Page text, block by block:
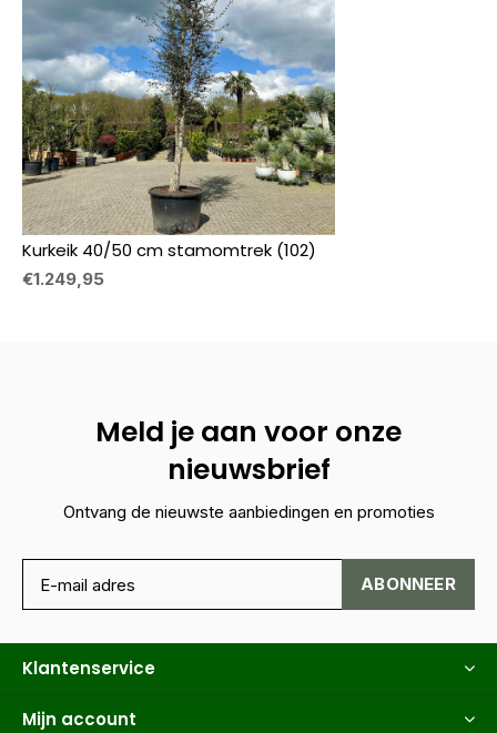
Kurkeik 40/50 cm stamomtrek (102)
€1.249,95
Meld je aan voor onze
nieuwsbrief
Ontvang de nieuwste aanbiedingen en promoties
ABONNEER
Klantenservice
Mijn account